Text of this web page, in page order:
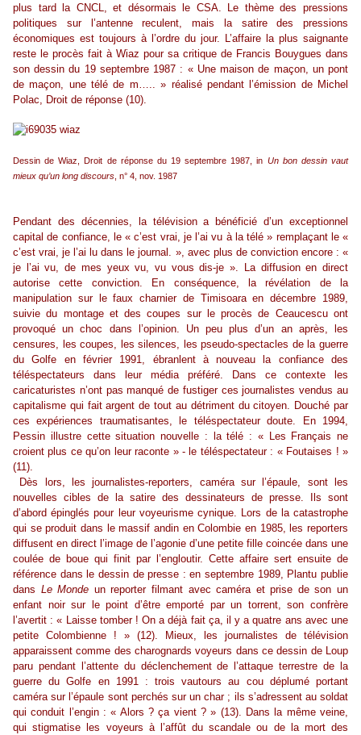
plus tard la CNCL, et désormais le CSA. Le thème des pressions
politiques sur l’antenne reculent, mais la satire des pressions
économiques est toujours à l’ordre du jour. L’affaire la plus saignante
reste le procès fait à Wiaz pour sa critique de Francis Bouygues dans
son dessin du 19 septembre 1987 : « Une maison de maçon, un pont
de maçon, une télé de m….. » réalisé pendant l’émission de Michel
Polac, Droit de réponse (10).
Dessin de Wiaz, Droit de réponse du 19 septembre 1987, in Un bon dessin vaut
mieux qu’un long discours , n° 4, nov. 1987
Pendant des décennies, la télévision a bénéficié d’un exceptionnel
capital de confiance, le « c’est vrai, je l’ai vu à la télé » remplaçant le «
c’est vrai, je l’ai lu dans le journal. », avec plus de conviction encore : «
je l’ai vu, de mes yeux vu, vu vous dis-je ». La diffusion en direct
autorise cette conviction. En conséquence, la révélation de la
manipulation sur le faux charnier de Timisoara en décembre 1989,
suivie du montage et des coupes sur le procès de Ceaucescu ont
provoqué un choc dans l’opinion. Un peu plus d’un an après, les
censures, les coupes, les silences, les pseudo-spectacles de la guerre
du Golfe en février 1991, ébranlent à nouveau la confiance des
téléspectateurs dans leur média préféré. Dans ce contexte les
caricaturistes n’ont pas manqué de fustiger ces journalistes vendus au
capitalisme qui fait argent de tout au détriment du citoyen. Douché par
ces expériences traumatisantes, le téléspectateur doute. En 1994,
Pessin illustre cette situation nouvelle : la télé : « Les Français ne
croient plus ce qu’on leur raconte » - le téléspectateur : « Foutaises ! »
(11).
Dès lors, les journalistes-reporters, caméra sur l’épaule, sont les
nouvelles cibles de la satire des dessinateurs de presse. Ils sont
d’abord épinglés pour leur voyeurisme cynique. Lors de la catastrophe
qui se produit dans le massif andin en Colombie en 1985, les reporters
diffusent en direct l’image de l’agonie d’une petite fille coincée dans une
coulée de boue qui finit par l’engloutir. Cette affaire sert ensuite de
référence dans le dessin de presse : en septembre 1989, Plantu publie
dans Le Monde un reporter filmant avec caméra et prise de son un
enfant noir sur le point d’être emporté par un torrent, son confrère
l’avertit : « Laisse tomber ! On a déjà fait ça, il y a quatre ans avec une
petite Colombienne ! » (12). Mieux, les journalistes de télévision
apparaissent comme des charognards voyeurs dans ce dessin de Loup
paru pendant l’attente du déclenchement de l’attaque terrestre de la
guerre du Golfe en 1991 : trois vautours au cou déplumé portant
caméra sur l’épaule sont perchés sur un char ; ils s’adressent au soldat
qui conduit l’engin : « Alors ? ça vient ? » (13). Dans la même veine,
qui stigmatise les voyeurs à l’affût du scandale ou de la mort des